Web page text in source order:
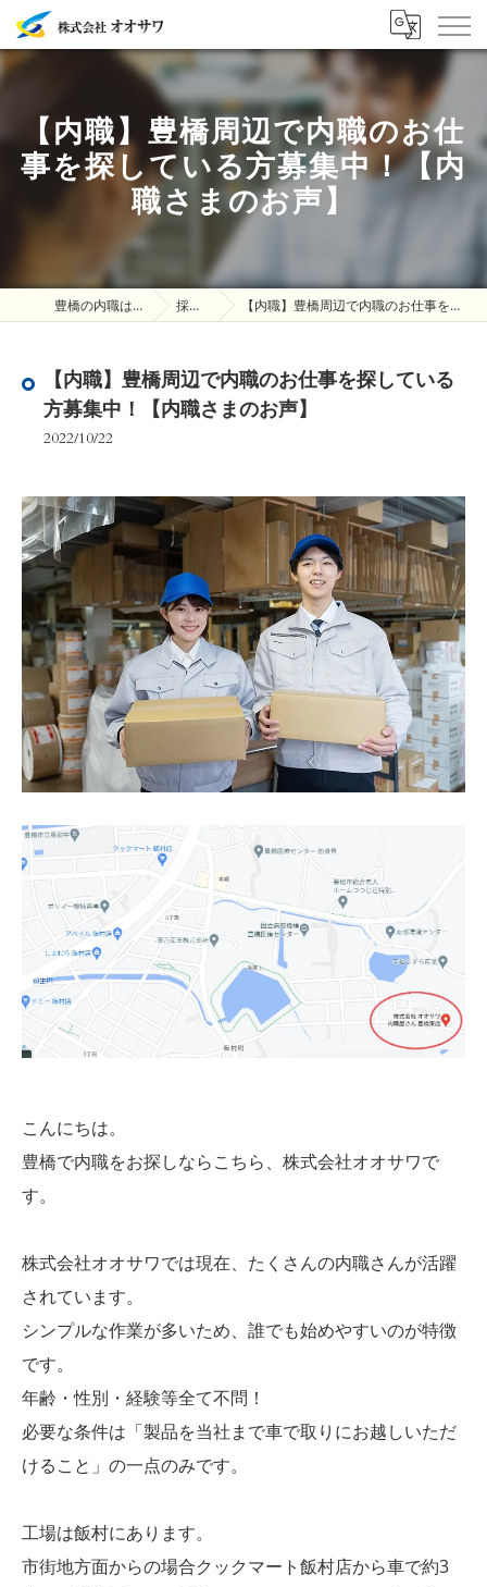
【内職】豊橋周辺で内職のお仕
事を探している方募集中！【内
職さまのお声】
豊橋の内職は株式会社オオサワ 採用ブログ 【内職】豊橋周辺で内職のお仕事を探している方募集中！【内職さまのお声】
【内職】豊橋周辺で内職のお仕事を探している
方募集中！【内職さまのお声】
2022/10/22
こんにちは。
豊橋で内職をお探しならこちら、株式会社オオサワで
す。
株式会社オオサワでは現在、たくさんの内職さんが活躍
されています。
シンプルな作業が多いため、誰でも始めやすいのが特徴
です。
年齢・性別・経験等全て不問！
必要な条件は「製品を当社まで車で取りにお越しいただ
けること」の一点のみです。
工場は飯村にあります。
市街地方面からの場合クックマート飯村店から車で約3